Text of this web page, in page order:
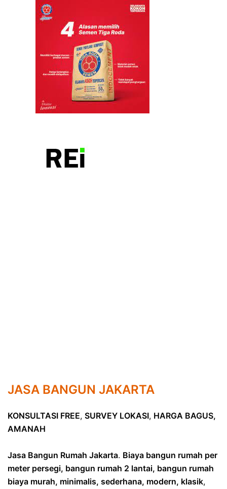
JASA BANGUN JAKARTA
KONSULTASI FREE, SURVEY LOKASI, HARGA BAGUS,
AMANAH
Jasa Bangun Rumah Jakarta. Biaya bangun rumah per
meter persegi, bangun rumah 2 lantai, bangun rumah
biaya murah, minimalis, sederhana, modern, klasik,